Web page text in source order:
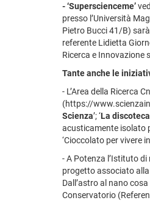
- ‘Superscienceme’
presso l’Università
Pietro Bucci 41/B)
referente Lidietta
Ricerca e
Tante anche le
- L’Area della Ricerca
(https://
Scienza’; ‘La
acusticamente isolato
‘Cioccolato per vivere
- A Potenza l’Istituto
progetto associato
Dall’astro al nano
Conservatorio